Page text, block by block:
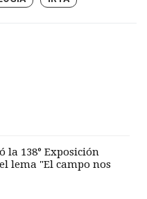
la 138° Exposición
lema "El campo nos